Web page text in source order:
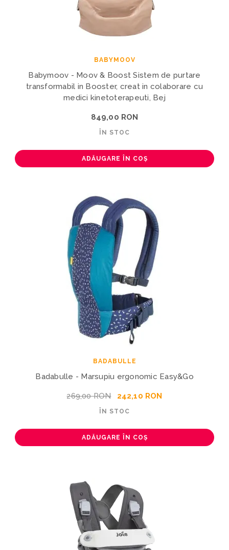
BABYMOOV
Babymoov - Moov & Boost Sistem de purtare
transformabil in Booster, creat in colaborare cu
medici kinetoterapeuti, Bej
849,00 RON
ÎN STOC
ADĂUGARE ÎN COȘ
BADABULLE
Badabulle - Marsupiu ergonomic Easy&Go
269,00 RON 242,10 RON
ÎN STOC
ADĂUGARE ÎN COȘ